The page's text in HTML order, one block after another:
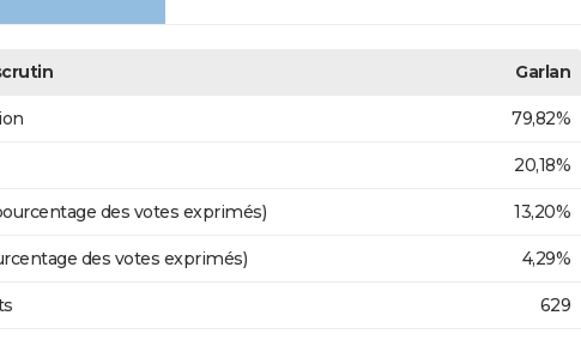
Garlan
79,82%
20,18%
des votes exprimés) 13,20%
des votes exprimés) 4,29%
629